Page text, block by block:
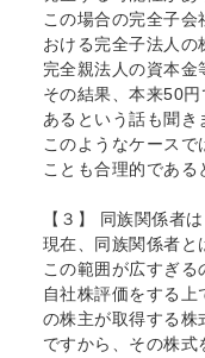
この場合の完全子
おける完全子法人の
完全親法人の資本金
その結果、本来50
あるという話も聞き
このようなケース
ことも合理的である
【３】 同族関係者
現在、同族関係者と
この範囲が広すぎる
自社株評価をする
の株主が取得する株
ですから、その株